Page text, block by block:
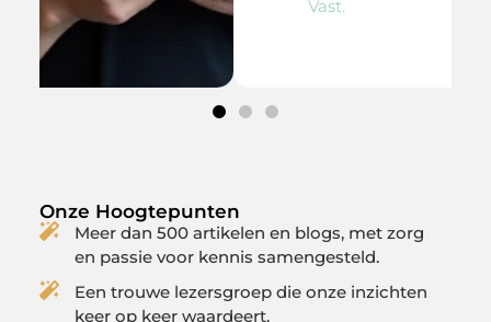
Vast.
Onze Hoogtepunten
Meer dan 500 artikelen en blogs, met zorg
en passie voor kennis samengesteld.
Een trouwe lezersgroep die onze inzichten
keer op keer waardeert.